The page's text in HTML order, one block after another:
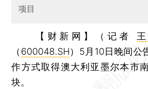
项目
【财新网】（记者
（ 600048.SH）5月10日晚间公
作方式取得澳大利亚墨尔本市
块。